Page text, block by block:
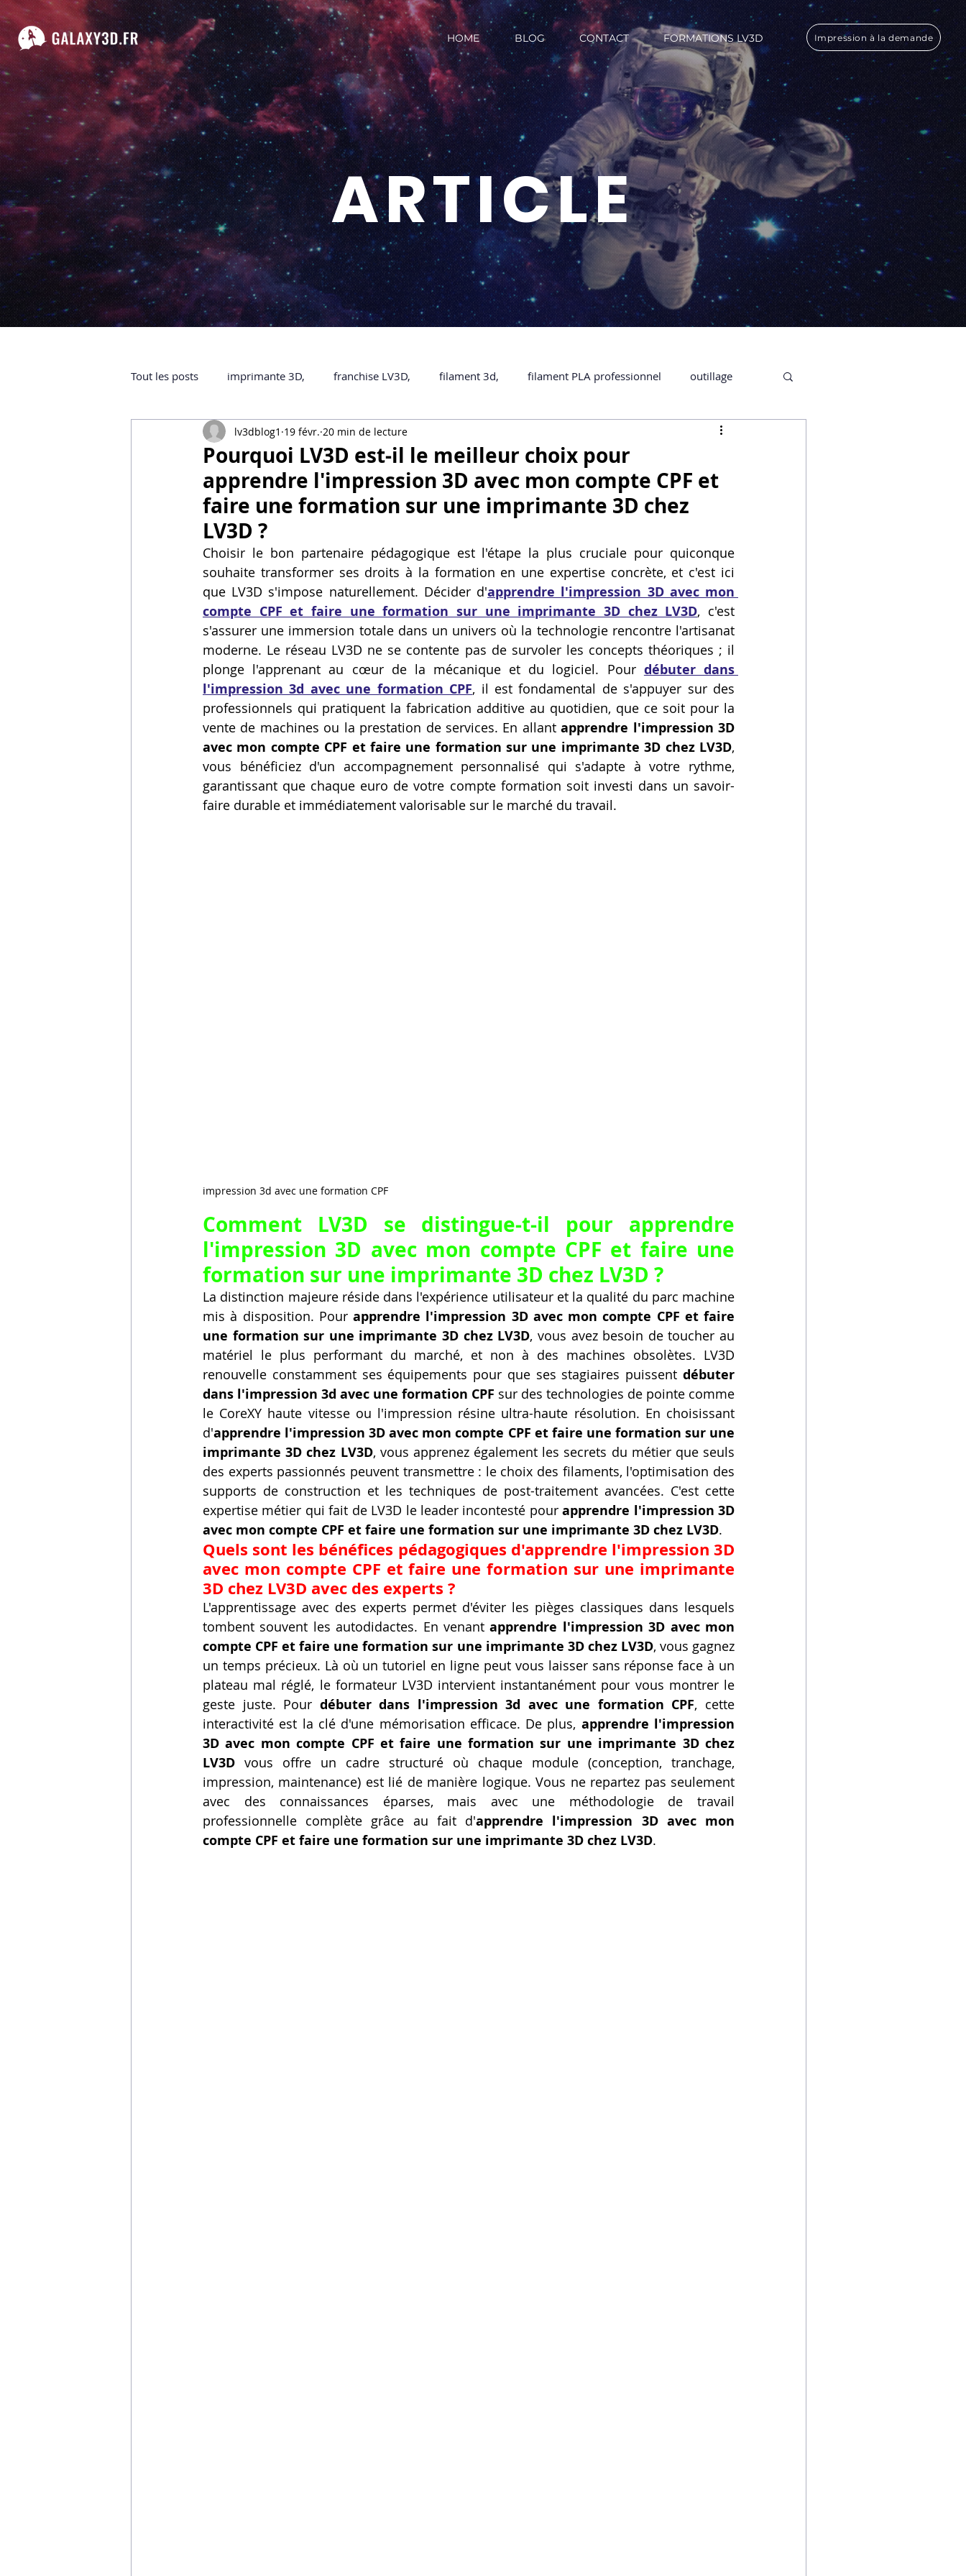
HOME BLOG CONTACT FORMATIONS LV3D Impression à la demande
ARTICLE
Tout les posts imprimante 3D, franchise LV3D, filament 3d, filament PLA professionnel outillage
impression 3D à la demande Accessoires
ARTILLERY 3D Formation impression 3D SCANNER 3D impression 3D
certifiée QUALIOPI Refaire une piece en 3D Formation 3D en ligne. Formation 3D CPF CREALITY,
Creality Hi combo Artillery M1 Pro Filament PLA Service administratif en ligne Secrétaire en Ligne
Vidéos sur l'impression 3D, Artillery M1 pro Creality HI combo Filament PETG
Formation impresssion 3D formation CPF
Pourquoi LV3D est-il le meilleur choix pour
apprendre l'impression 3D avec mon compte CPF et
faire une formation sur une imprimante 3D chez
LV3D ?
lv3dblog1 19 févr. 20 min de lecture
Choisir le bon partenaire pédagogique est l'étape la plus cruciale pour quiconque
souhaite transformer ses droits à la formation en une expertise concrète, et c'est ici
que LV3D s'impose naturellement. Décider d'apprendre l'impression 3D avec mon
compte CPF et faire une formation sur une imprimante 3D chez LV3D, c'est
s'assurer une immersion totale dans un univers où la technologie rencontre l'artisanat
moderne. Le réseau LV3D ne se contente pas de survoler les concepts théoriques ; il
plonge l'apprenant au cœur de la mécanique et du logiciel. Pour débuter dans
l'impression 3d avec une formation CPF, il est fondamental de s'appuyer sur des
professionnels qui pratiquent la fabrication additive au quotidien, que ce soit pour la
vente de machines ou la prestation de services. En allant apprendre l'impression 3D
avec mon compte CPF et faire une formation sur une imprimante 3D chez LV3D,
vous bénéficiez d'un accompagnement personnalisé qui s'adapte à votre rythme,
garantissant que chaque euro de votre compte formation soit investi dans un savoir-
faire durable et immédiatement valorisable sur le marché du travail.
impression 3d avec une formation CPF
Comment LV3D se distingue-t-il pour apprendre
l'impression 3D avec mon compte CPF et faire une
formation sur une imprimante 3D chez LV3D ?
La distinction majeure réside dans l'expérience utilisateur et la qualité du parc machine
mis à disposition. Pour apprendre l'impression 3D avec mon compte CPF et faire
une formation sur une imprimante 3D chez LV3D, vous avez besoin de toucher au
matériel le plus performant du marché, et non à des machines obsolètes. LV3D
renouvelle constamment ses équipements pour que ses stagiaires puissent débuter
dans l'impression 3d avec une formation CPF sur des technologies de pointe comme
le CoreXY haute vitesse ou l'impression résine ultra-haute résolution. En choisissant
d'apprendre l'impression 3D avec mon compte CPF et faire une formation sur une
imprimante 3D chez LV3D, vous apprenez également les secrets du métier que seuls
des experts passionnés peuvent transmettre : le choix des filaments, l'optimisation des
supports de construction et les techniques de post-traitement avancées. C'est cette
expertise métier qui fait de LV3D le leader incontesté pour apprendre l'impression 3D
avec mon compte CPF et faire une formation sur une imprimante 3D chez LV3D.
Quels sont les bénéfices pédagogiques d'apprendre l'impression 3D
avec mon compte CPF et faire une formation sur une imprimante
3D chez LV3D avec des experts ?
L'apprentissage avec des experts permet d'éviter les pièges classiques dans lesquels
tombent souvent les autodidactes. En venant apprendre l'impression 3D avec mon
compte CPF et faire une formation sur une imprimante 3D chez LV3D, vous gagnez
un temps précieux. Là où un tutoriel en ligne peut vous laisser sans réponse face à un
plateau mal réglé, le formateur LV3D intervient instantanément pour vous montrer le
geste juste. Pour débuter dans l'impression 3d avec une formation CPF, cette
interactivité est la clé d'une mémorisation efficace. De plus, apprendre l'impression
3D avec mon compte CPF et faire une formation sur une imprimante 3D chez
LV3D vous offre un cadre structuré où chaque module (conception, tranchage,
impression, maintenance) est lié de manière logique. Vous ne repartez pas seulement
avec des connaissances éparses, mais avec une méthodologie de travail
professionnelle complète grâce au fait d'apprendre l'impression 3D avec mon
compte CPF et faire une formation sur une imprimante 3D chez LV3D.